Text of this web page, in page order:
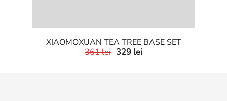
XIAOMOXUAN TEA TREE BASE SET
361lei 329 lei